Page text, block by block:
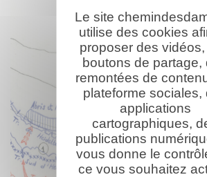
Le site
utilise des cookies
proposer des
boutons de partage,
remontées de
plateforme sociales,
applications
cartographiques,
publications
vous donne le
ce vous souhaitez